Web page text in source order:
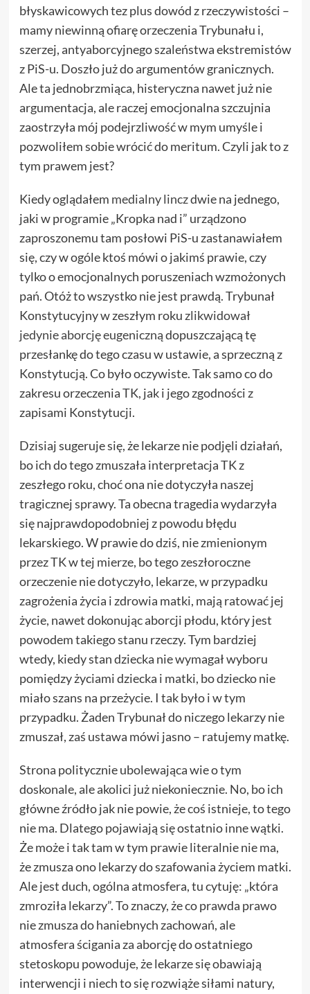
błyskawicowych tez plus dowód z rzeczywistości –
mamy niewinną ofiarę orzeczenia Trybunału i,
szerzej, antyaborcyjnego szaleństwa ekstremistów
z PiS-u. Doszło już do argumentów granicznych.
Ale ta jednobrzmiąca, histeryczna nawet już nie
argumentacja, ale raczej emocjonalna szczujnia
zaostrzyła mój podejrzliwość w mym umyśle i
pozwoliłem sobie wrócić do meritum. Czyli jak to z
tym prawem jest?
Kiedy oglądałem medialny linczdwie na jednego,
jaki w programie „Kropka nad i” urządzono
zaproszonemu tam posłowi PiS-u zastanawiałem
się, czy w ogóle ktoś mówi o jakimś prawie, czy
tylko o emocjonalnych poruszeniach wzmożonych
pań. Otóż to wszystko nie jest prawdą. Trybunał
Konstytucyjny w zeszłym roku zlikwidował
jedynie aborcję eugenicznądopuszczającą tę
przesłankę do tego czasu w ustawie, a sprzeczną z
Konstytucją. Co było oczywiste. Tak samo co do
zakresu orzeczenia TK, jak i jego zgodności z
zapisami Konstytucji.
Dzisiaj sugeruje się, że lekarze nie podjęli działań,
bo ich do tego zmuszała interpretacja TK z
zeszłego roku, choć ona nie dotyczyła naszej
tragicznej sprawy. Ta obecna tragedia wydarzyła
się najprawdopodobniej z powodu błędu
lekarskiego. W prawie do dziś, nie zmienionym
przez TK w tej mierze, bo tego zeszłoroczne
orzeczenie nie dotyczyło, lekarze, w przypadku
zagrożenia życia i zdrowia matki, mają ratować jej
życie, nawet dokonując aborcji płodu, który jest
powodem takiego stanu rzeczy. Tym bardziej
wtedy, kiedy stan dziecka nie wymagał wyboru
pomiędzy życiami dziecka i matki, bo dziecko nie
miało szans na przeżycie. I tak było i w tym
przypadku. Żaden Trybunał do niczego lekarzy nie
zmuszał, zaś ustawa mówi jasno – ratujemy matkę.
Strona politycznie ubolewająca wie o tym
doskonale, ale akolici już niekoniecznie. No, bo ich
główne źródło jak nie powie, że coś istnieje, to tego
nie ma. Dlatego pojawiają się ostatnio inne wątki.
Że może i tak tam w tym prawie literalnie nie ma,
że zmusza ono lekarzy do szafowania życiem matki.
Ale jest duch, ogólna atmosfera, tu cytuję: „która
zmroziła lekarzy”. To znaczy, że co prawda prawo
nie zmusza do haniebnych zachowań, ale
atmosfera ścigania za aborcję do ostatniego
stetoskopu powoduje, że lekarze się obawiają
interwencji i niech to się rozwiąże siłami natury,